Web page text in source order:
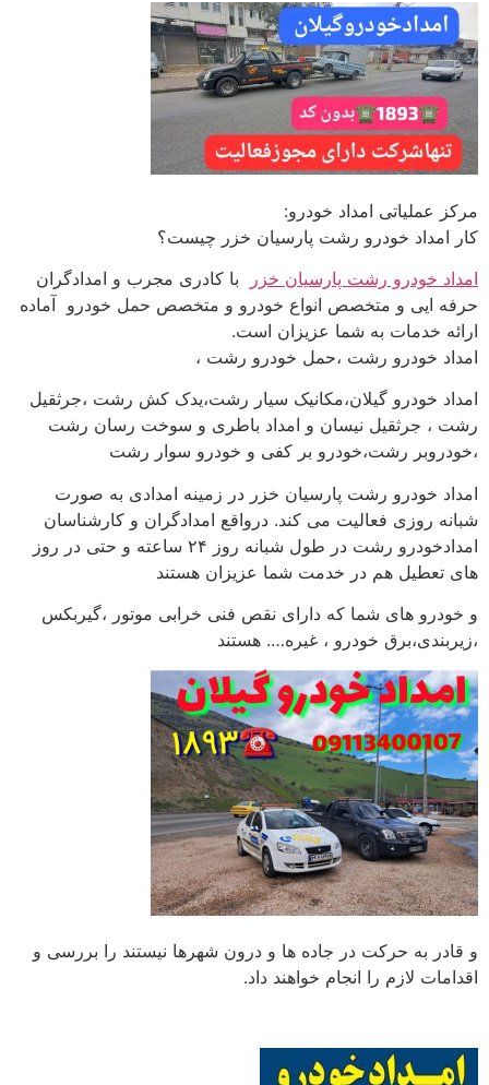
مرکز عملیاتی امداد خودرو:
کار امداد خودرو رشت پارسیان خزر چیست؟
امداد خودرو رشت پارسیان خزر
با کادری مجرب و امدادگران
حرفه ایی و متخصص انواع خودرو و متخصص حمل خودرو آماده
ارائه خدمات به شما عزیزان است.
امداد خودرو رشت ،حمل خودرو رشت ،
امداد خودرو گیلان،مکانیک سیار رشت،یدک کش رشت ،جرثقیل
رشت ، جرثقیل نیسان و امداد باطری و سوخت رسان رشت
،خودروبر رشت،خودرو بر کفی و خودرو سوار رشت
امداد خودرو رشت پارسیان خزر در زمینه امدادی به صورت
شبانه روزی فعالیت می کند. درواقع امدادگران و کارشناسان
امدادخودرو رشت در طول شبانه روز ۲۴ ساعته و حتی در روز
های تعطیل هم در خدمت شما عزیزان هستند
و خودرو های شما که دارای نقص فنی خرابی موتور ،گیربکس
،زیربندی،برق خودرو ، غیره…. هستند
و قادر به حرکت در جاده ها و درون شهرها نیستند را بررسی و
اقدامات لازم را انجام خواهند داد.